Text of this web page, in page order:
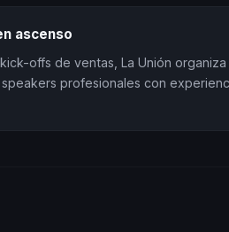
ascenso
offs de ventas, La Unión
profesionales con